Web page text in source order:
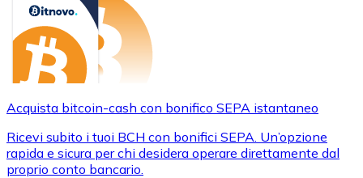
Acquista bitcoin-cash con bonifico SEPA istantaneo
Ricevi subito i tuoi BCH con bonifici SEPA. Un’opzione
rapida e sicura per chi desidera operare direttamente dal
proprio conto bancario.